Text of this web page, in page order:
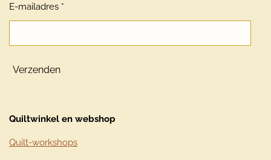
E-mailadres *
Verzenden
Quiltwinkel en webshop
Quilt-workshops